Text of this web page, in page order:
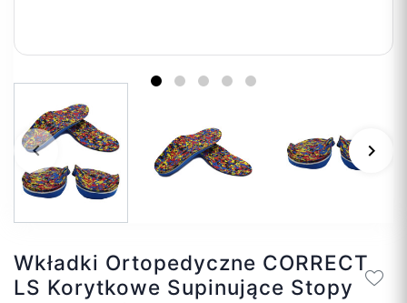
Poprzedni
keyboard_arrow_left keyboard_arrow_right
Wkładki Ortopedyczne CORRECT
LS Korytkowe Supinujące Stopy